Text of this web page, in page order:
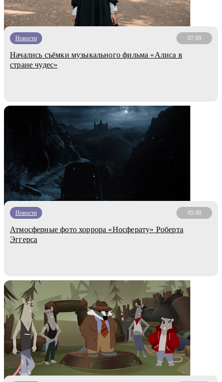
Новости 07.09
Начались съёмки музыкального фильма «Алиса в
стране чудес»
Новости 05.09
Атмосферные фото хоррора «Носферату» Роберта
Эггерса